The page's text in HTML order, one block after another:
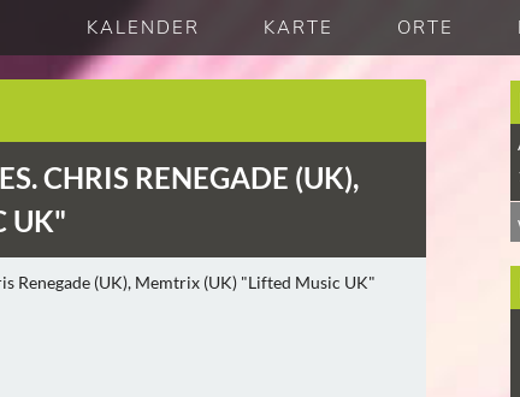
KALENDER KARTE ORTE
CHRIS RENEGADE (UK),
UK"